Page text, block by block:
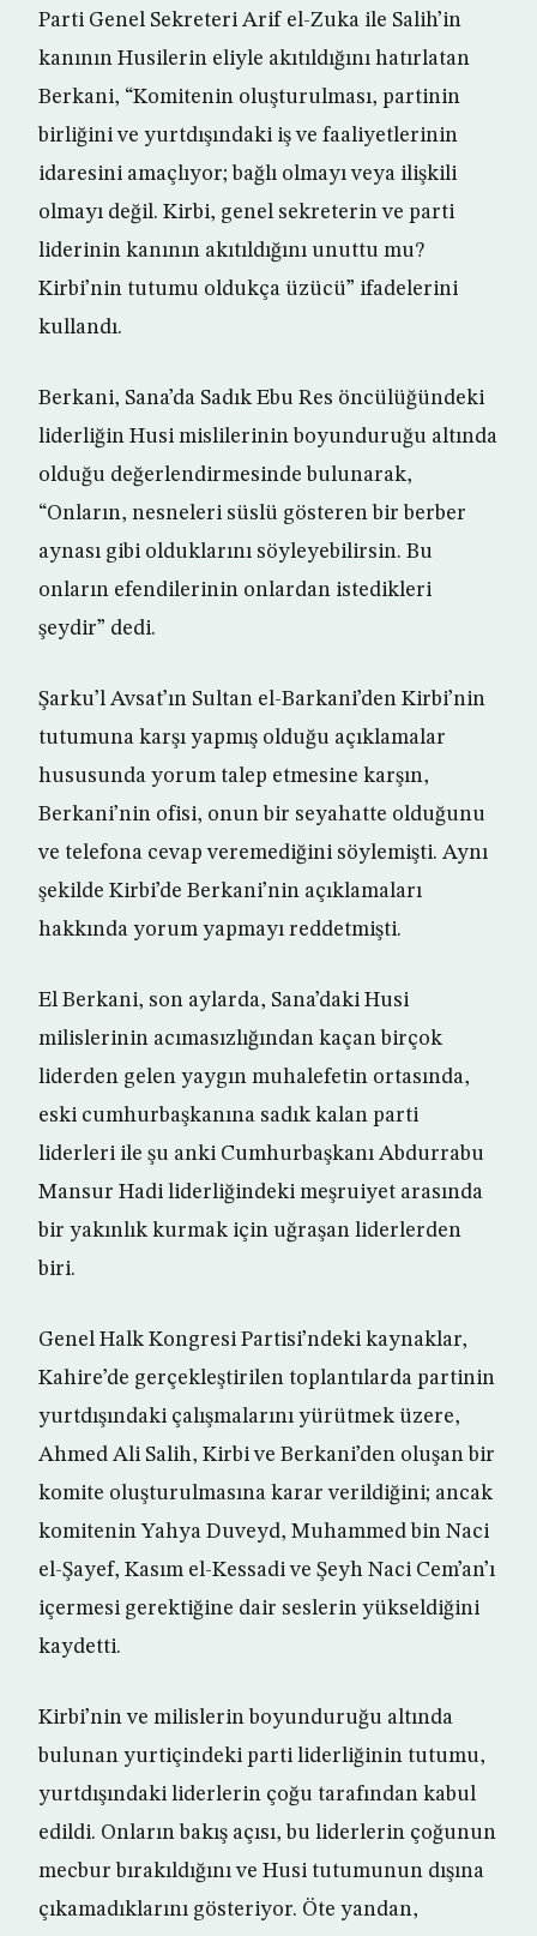
Parti Genel Sekreteri Arif el-Zuka ile Salih’in
kanının Husilerin eliyle akıtıldığını hatırlatan
Berkani, “Komitenin oluşturulması, partinin
birliğini ve yurtdışındaki iş ve faaliyetlerinin
idaresini amaçlıyor; bağlı olmayı veya ilişkili
olmayı değil. Kirbi, genel sekreterin ve parti
liderinin kanının akıtıldığını unuttu mu?
Kirbi’nin tutumu oldukça üzücü” ifadelerini
kullandı.
Berkani, Sana’da Sadık Ebu Res öncülüğündeki
liderliğin Husi mislilerinin boyunduruğu altında
olduğu değerlendirmesinde bulunarak,
“Onların, nesneleri süslü gösteren bir berber
aynası gibi olduklarını söyleyebilirsin. Bu
onların efendilerinin onlardan istedikleri
şeydir” dedi.
Şarku’l Avsat’ın Sultan el-Barkani’den Kirbi’nin
tutumuna karşı yapmış olduğu açıklamalar
hususunda yorum talep etmesine karşın,
Berkani’nin ofisi, onun bir seyahatte olduğunu
ve telefona cevap veremediğini söylemişti. Aynı
şekilde Kirbi’de Berkani’nin açıklamaları
hakkında yorum yapmayı reddetmişti.
El Berkani, son aylarda, Sana’daki Husi
milislerinin acımasızlığından kaçan birçok
liderden gelen yaygın muhalefetin ortasında,
eski cumhurbaşkanına sadık kalan parti
liderleri ile şu anki Cumhurbaşkanı Abdurrabu
Mansur Hadi liderliğindeki meşruiyet arasında
bir yakınlık kurmak için uğraşan liderlerden
biri.
Genel Halk Kongresi Partisi’ndeki kaynaklar,
Kahire’de gerçekleştirilen toplantılarda partinin
yurtdışındaki çalışmalarını yürütmek üzere,
Ahmed Ali Salih, Kirbi ve Berkani’den oluşan bir
komite oluşturulmasına karar verildiğini; ancak
komitenin Yahya Duveyd, Muhammed bin Naci
el-Şayef, Kasım el-Kessadi ve Şeyh Naci Cem’an’ı
içermesi gerektiğine dair seslerin yükseldiğini
kaydetti.
Kirbi’nin ve milislerin boyunduruğu altında
bulunan yurtiçindeki parti liderliğinin tutumu,
yurtdışındaki liderlerin çoğu tarafından kabul
edildi. Onların bakış açısı, bu liderlerin çoğunun
mecbur bırakıldığını ve Husi tutumunun dışına
çıkamadıklarını gösteriyor. Öte yandan,